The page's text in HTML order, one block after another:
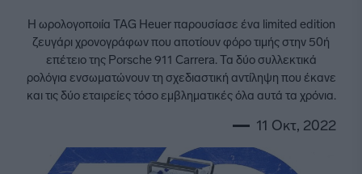
H ωρολογοποιία TAG Heuer παρουσίασε ένα limited edition
ζευγάρι χρονογράφων που αποτίουν φόρο τιμής στην 50ή
επέτειο της Porsche 911 Carrera. Τα δύο συλλεκτικά
ρολόγια ενσωματώνουν τη σχεδιαστική αντίληψη που έκανε
και τις δύο εταιρείες τόσο εμβληματικές όλα αυτά τα χρόνια.
11 Οκτ, 2022